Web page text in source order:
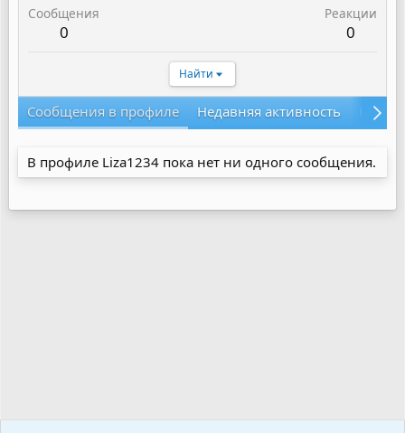
Сообщения
0
Реакции
0
Найти
Сообщения в профиле Недавняя активность
В профиле Liza1234 пока нет ни одного сообщения.